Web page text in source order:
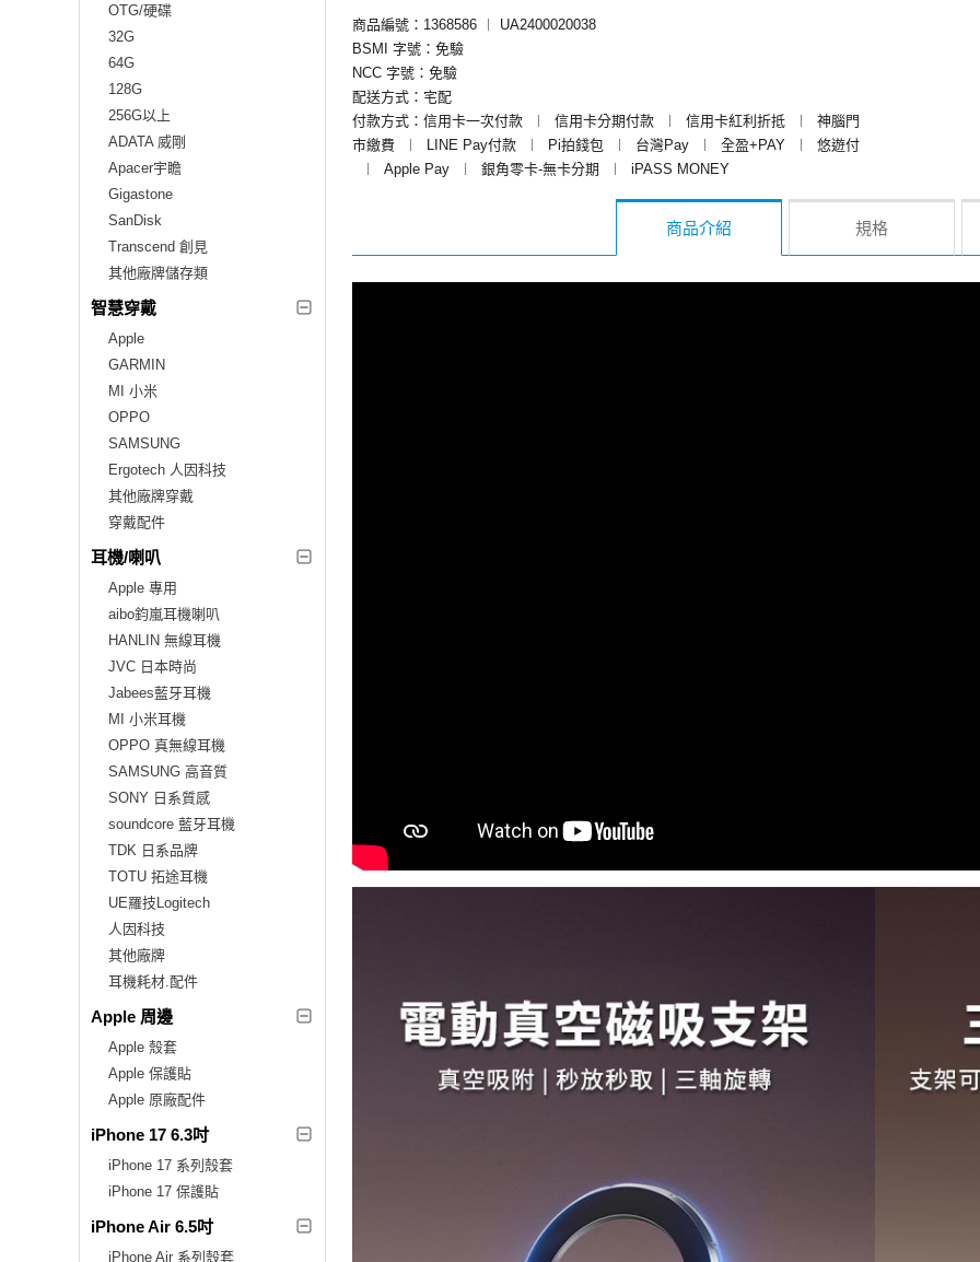
OTG/硬碟
32G
64G
128G
256G以上
ADATA 威剛
Apacer宇瞻
Gigastone
SanDisk
Transcend 創見
其他廠牌儲存類
智慧穿戴
Apple
GARMIN
MI 小米
OPPO
SAMSUNG
Ergotech 人因科技
其他廠牌穿戴
穿戴配件
耳機/喇叭
Apple 專用
aibo鈞嵐耳機喇叭
HANLIN 無線耳機
JVC 日本時尚
Jabees藍牙耳機
MI 小米耳機
OPPO 真無線耳機
SAMSUNG 高音質
SONY 日系質感
soundcore 藍牙耳機
TDK 日系品牌
TOTU 拓途耳機
UE羅技Logitech
人因科技
其他廠牌
耳機耗材.配件
Apple 周邊
Apple 殼套
Apple 保護貼
Apple 原廠配件
iPhone 17 6.3吋
iPhone 17 系列殼套
iPhone 17 保護貼
iPhone Air 6.5吋
iPhone Air 系列殼套
商品編號：1368586 ︱
UA2400020038
BSMI 字號：免驗
NCC 字號：免驗
配送方式：宅配
付款方式：信用卡一次付款
︱ 信用卡分期付款 ︱ 信用卡紅利折抵 ︱
神腦門
市繳費
︱ LINE Pay付款 ︱ Pi拍錢包 ︱ 台灣Pay ︱ 全盈+PAY ︱
悠遊付
︱
Apple Pay ︱ 銀角零卡-無卡分期 ︱ iPASS MONEY
商品介紹 規格